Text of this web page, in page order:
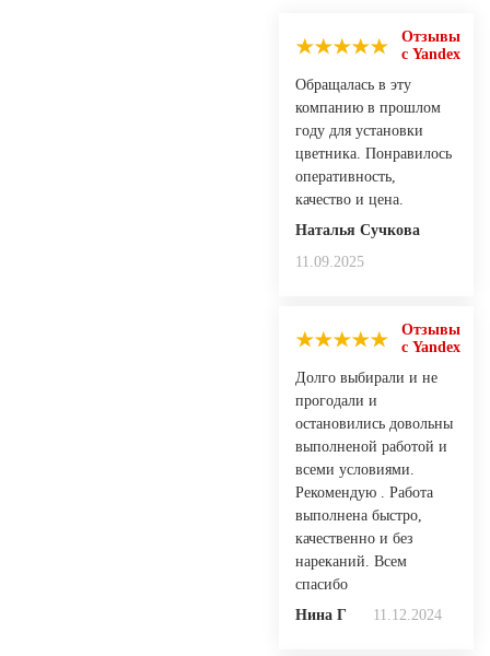
Отзывы
с Yandex
Обращалась в эту
компанию в прошлом
году для установки
цветника. Понравилось
оперативность,
качество и цена.
Наталья Сучкова
11.09.2025
Отзывы
с Yandex
Долго выбирали и не
прогодали и
остановились довольны
выполненой работой и
всеми условиями.
Рекомендую . Работа
выполнена быстро,
качественно и без
нареканий. Всем
спасибо
Нина Г
11.12.2024